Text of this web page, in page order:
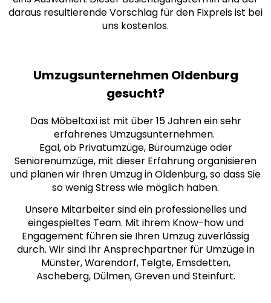
daraus resultierende Vorschlag für den Fixpreis ist bei
uns kostenlos.
Umzugsunternehmen Oldenburg
gesucht?
Das Möbeltaxi ist mit über 15 Jahren ein sehr
erfahrenes Umzugsunternehmen.
Egal, ob Privatumzüge, Büroumzüge oder
Seniorenumzüge, mit dieser Erfahrung organisieren
und planen wir Ihren Umzug in Oldenburg, so dass Sie
so wenig Stress wie möglich haben.
Unsere Mitarbeiter sind ein professionelles und
eingespieltes Team. Mit ihrem Know-how und
Engagement führen sie Ihren Umzug zuverlässig
durch. Wir sind Ihr Ansprechpartner für Umzüge in
Münster, Warendorf, Telgte, Emsdetten,
Ascheberg, Dülmen, Greven und Steinfurt.